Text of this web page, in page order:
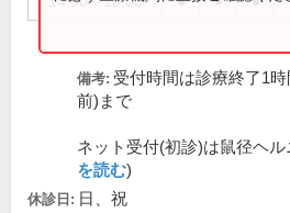
備考: 受付時間は診療終了1
前)まで
ネット受付(初診)は鼠径ヘ
を読む)
休診日: 日、祝